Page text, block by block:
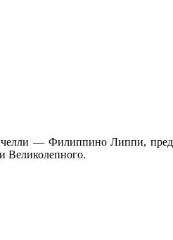
— Филиппино Липпи,
Великолепного.